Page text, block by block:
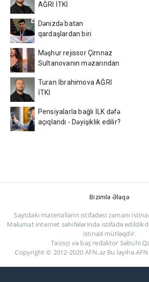
AĞRI İTKİ
Dənizdə batan
qardaşlardan biri
imiş
Məşhur rejissor Çimnaz
Sultanovanın məzarından
Turan İbrahimova AĞRI
İTKİ
Pensiyalarla bağlı İLK dəfə
açıqlandı - Dəyişiklik edilir?
Bizimlə Əlaqə
Saytdakı materialların istifadəsi zamanı
Məlumat internet səhifələrində istifadə
istinad mütləqdir.
Təsisçi və baş redaktor Səbuhi
Copyright © 2012-2020 AFN.az Bu layihə